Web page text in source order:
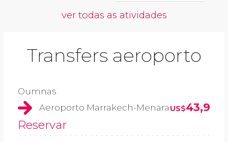
ver todas as atividades
Transfers aeroporto
Oumnas
Aeroporto Marrakech-Menara US$43,9
Reservar